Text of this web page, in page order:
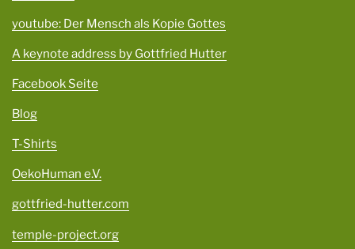
youtube: Der Mensch als Kopie Gottes
A keynote address by Gottfried Hutter
Facebook Seite
Blog
T-Shirts
OekoHuman e.V.
gottfried-hutter.com
temple-project.org